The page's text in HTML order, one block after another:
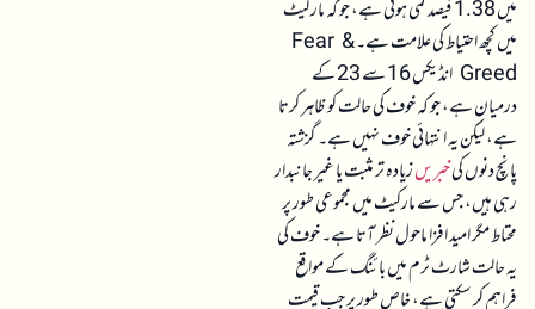
میں 1.38 فیصد کمی ہوئی ہے، جو کہ مارکیٹ
میں کچھ احتیاط کی علامت ہے۔ Fear &
Greed انڈیکس 16 سے 23 کے
درمیان ہے، جو کہ خوف کی حالت کو ظاہر کرتا
ہے، لیکن یہ انتہائی خوف نہیں ہے۔ گزشتہ
پانچ دنوں کیخبریںزیادہ تر مثبت یا غیر جانبدار
رہی ہیں، جس سے مارکیٹ میں مجموعی طور پر
محتاط مگر امید افزا ماحول نظر آتا ہے۔ خوف کی
یہ حالت شارٹ ٹرم میں بائنگ کے مواقع
فراہم کر سکتی ہے، خاص طور پر جب قیمت